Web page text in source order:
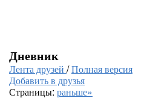
Дневник
Лента друзей /Полная версия
Добавить в друзья
Страницы: раньше»